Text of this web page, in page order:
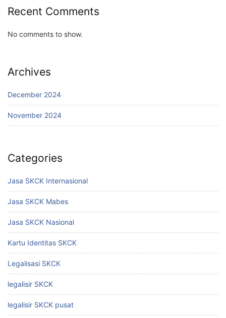
Recent Comments
No comments to show.
Archives
December 2024
November 2024
Categories
Jasa SKCK Internasional
Jasa SKCK Mabes
Jasa SKCK Nasional
Kartu Identitas SKCK
Legalisasi SKCK
legalisir SKCK
legalisir SKCK pusat